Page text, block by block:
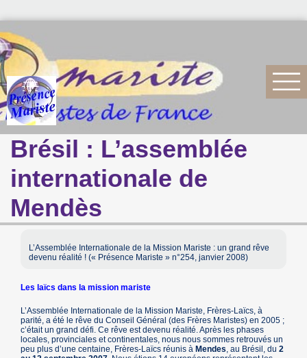
Brésil : L’assemblée
internationale de
Mendès
L’Assemblée Internationale de la Mission Mariste : un grand rêve
devenu réalité ! (« Présence Mariste » n°254, janvier 2008)
Les laïcs dans la mission mariste
L’Assemblée Internationale de la Mission Mariste, Frères-Laïcs, à
parité, a été le rêve du Conseil Général (des Frères Maristes) en 2005 ;
c’était un grand défi. Ce rêve est devenu réalité. Après les phases
locales, provinciales et continentales, nous nous sommes retrouvés un
peu plus d’une centaine, Frères-Laïcs réunis à Mendes, au Brésil, du2